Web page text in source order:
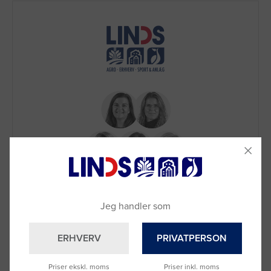
Vi sidder klar til at hjælpe dig.
Du kan også kontakte din lokale sælger
–
se oversigten her
Jeg handler som
ERHVERV
Priser ekskl. moms
PRIVATPERSON
Priser inkl. moms